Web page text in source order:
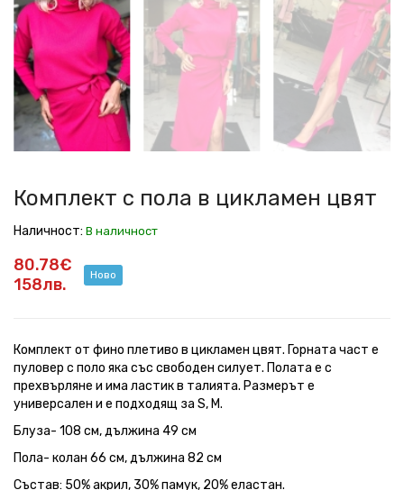
с
пола
в
цикламен
цвят
с
пола
в
цикламен
цвят
с
пола
в
цикламен
цвят
с
пола
в
цикламен
цвят
с
пола
в
цикламен
цвят
с
пола
в
цикламен
цвят
с
пола
в
цикламен
цвят
с
пола
в
цикламен
цвят
с
пола
в
цикламен
цвят
Комплект с пола в цикламен цвят
Наличност: В наличност
80.78€
158лв.
Ново
Комплект от фино плетиво в цикламен цвят. Горната част е
пуловер с поло яка със свободен силует. Полата е с
прехвърляне и има ластик в талията. Размерът е
универсален и е подходящ за S, M.
Блуза- 108 см, дължина 49 см
Пола- колан 66 см, дължина 82 см
Състав: 50% акрил, 30% памук, 20% еластан.